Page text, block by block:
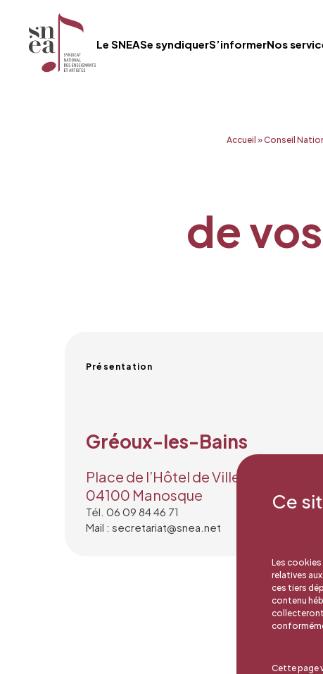
Ce
Les
relatives
ces tiers
contenu
collecteront
Cette page
Le SNEASe syndiquerS’informerNos
Accueil »Conseil
de
Présentation
Gréoux-les-Bains
Place de l’Hôtel de Ville
04100 Manosque
Tél. 06 09 84 46 71
Mail : secretariat@snea.net